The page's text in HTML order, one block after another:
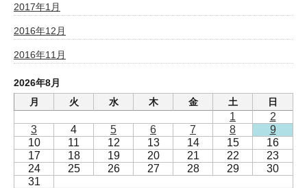
2017年1月
2016年12月
2016年11月
2026年8月
月
火 水 木 金 土 日
1
2
3
4 5 6 7 8
9
10
11 12 13 14 15
16
17
18 19 20 21 22
23
24
25 26 27 28 29
30
31